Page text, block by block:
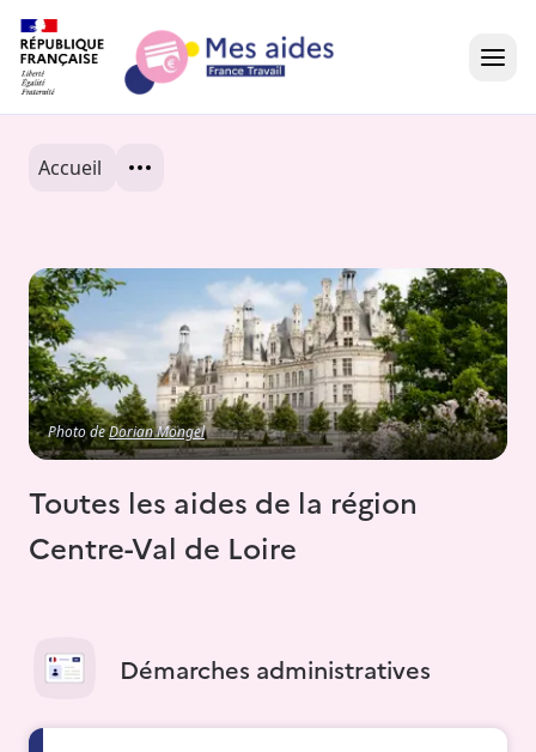
Dans votre région
Besoin d'aide ?
Accueil
Photo deDorian Mongel
Toutes les aides de la région
Centre-Val de Loire
Démarches administratives